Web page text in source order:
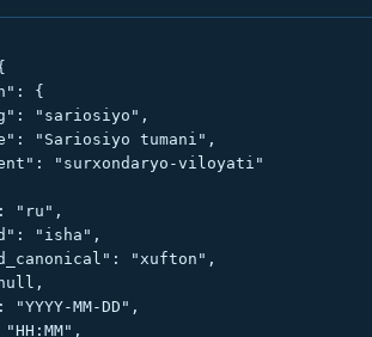
{
"sariosiyo",
"Sariosiyo tumani",
"surxondaryo-viloyati"
"ru",
"isha",
"xufton",
"YYYY-MM-DD",